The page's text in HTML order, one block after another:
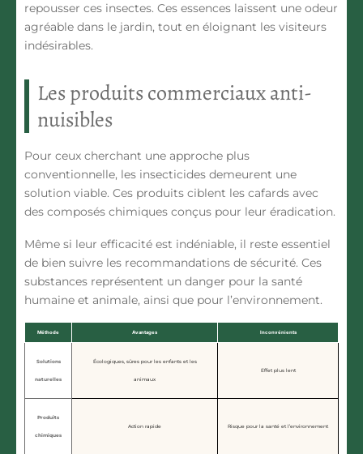
repousser ces insectes. Ces essences laissent une odeur
agréable dans le jardin, tout en éloignant les visiteurs
indésirables.
Les produits commerciaux anti-
nuisibles
Pour ceux cherchant une approche plus
conventionnelle, les insecticides demeurent une
solution viable. Ces produits ciblent les cafards avec
des composés chimiques conçus pour leur éradication.
Même si leur efficacité est indéniable, il reste essentiel
de bien suivre les recommandations de sécurité. Ces
substances représentent un danger pour la santé
humaine et animale, ainsi que pour l’environnement.
Méthode Avantages Inconvénients
Solutions
naturelles
Écologiques, sûres pour les enfants et les
animaux
Effet plus lent
Produits
chimiques
Action rapide Risque pour la santé et l’environnement